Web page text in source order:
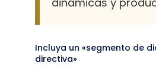
Incluya un «segmento de
directiva»